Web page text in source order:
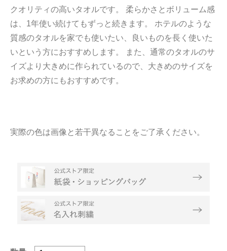
クオリティの高いタオルです。 柔らかさとボリューム感
は、1年使い続けてもずっと続きます。 ホテルのような
質感のタオルを家でも使いたい、良いものを長く使いた
いという方におすすめします。 また、通常のタオルのサ
イズより大きめに作られているので、大きめのサイズを
お求めの方にもおすすめです。
実際の色は画像と若干異なることをご了承ください。